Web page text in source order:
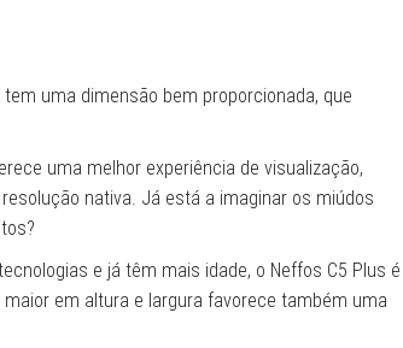
tem uma dimensão bem proporcionada, que
uma melhor experiência de visualização,
nativa. Já está a imaginar os miúdos
e já têm mais idade, o Neffos C5 Plus é
em altura e largura favorece também uma